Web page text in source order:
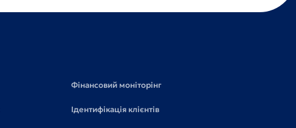
Фінансовий моніторінг
Ідентифікація клієнтів